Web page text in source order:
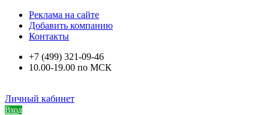
Реклама на сайте
Добавить компанию
Контакты
+7 (499) 321-09-46
10.00-19.00 по МСК
Личный кабинет
Вход